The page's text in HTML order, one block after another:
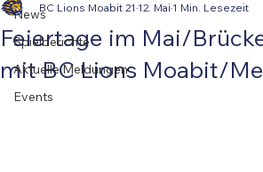
News
Spielberichte
Aktuelle Meldungen
Events
Feiertage im Mai/
mit BC Lions Moabit/
BC Lions Moabit 21 12. Mai 1 Min. Lesezeit